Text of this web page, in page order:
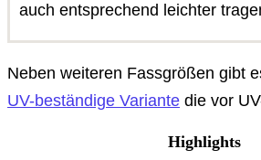
auch entsprechend leichter
Neben weiteren Fassgrößen gibt
UV-beständige Variante die vor
Highlights